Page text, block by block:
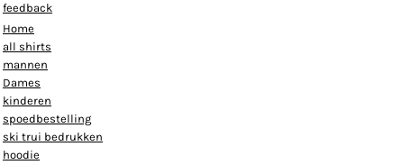
feedback
Home
all shirts
mannen
Dames
kinderen
spoedbestelling
ski trui bedrukken
hoodie